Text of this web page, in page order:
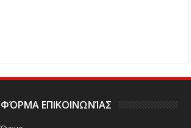
ΦΌΡΜΑ ΕΠΙΚΟΙΝΩΝΊΑΣ